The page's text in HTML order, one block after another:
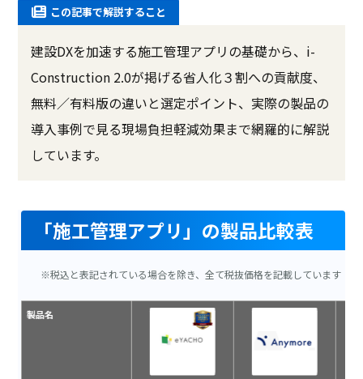
この記事で解説すること
建設DXを加速する施工管理アプリの基礎から、i-
Construction 2.0が掲げる省人化３割への貢献度、
無料／有料版の違いと選定ポイント、実際の製品の
導入事例で見る現場負担軽減効果まで網羅的に解説
しています。
「施工管理アプリ」の製品比較表
※税込と表記されている場合を除き、全て税抜価格を記載しています
製品名